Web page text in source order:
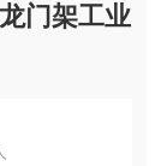
门架工业